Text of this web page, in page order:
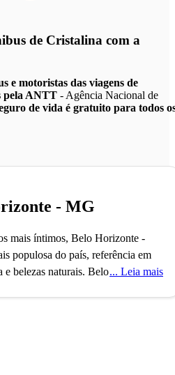
de Cristalina com a
e motoristas das viagens de
pela ANTT - Agência Nacional de
de vida é gratuito para todos
- MG
mais íntimos, Belo Horizonte -
populosa do país, referência em
e belezas naturais. Belo Horizonte,
2 milhões de habitantes e uma
botecos e restaurantes, moradores
Leia mais